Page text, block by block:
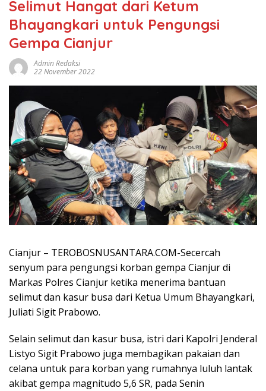
Selimut Hangat dari Ketum
Bhayangkari untuk Pengungsi
Gempa Cianjur
Admin Redaksi
22 November 2022
Cianjur – TEROBOSNUSANTARA.COM-Secercah
senyum para pengungsi korban gempa Cianjur di
Markas Polres Cianjur ketika menerima bantuan
selimut dan kasur busa dari Ketua Umum Bhayangkari,
Juliati Sigit Prabowo.
Selain selimut dan kasur busa, istri dari Kapolri Jenderal
Listyo Sigit Prabowo juga membagikan pakaian dan
celana untuk para korban yang rumahnya luluh lantak
akibat gempa magnitudo 5,6 SR, pada Senin